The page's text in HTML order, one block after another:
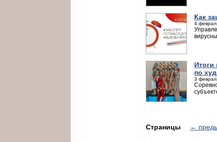
Как
4
Итоги
по
3
Страницы ←